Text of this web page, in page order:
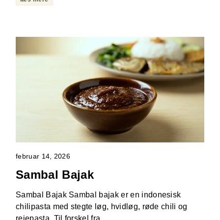
februar 14, 2026
Sambal Bajak
Sambal Bajak Sambal bajak er en indonesisk
chilipasta med stegte løg, hvidløg, røde chili og
rejepasta. Til forskel fra …